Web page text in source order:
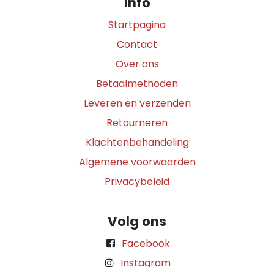
Startpagina
Contact
Over ons
Betaalmethoden
Leveren en verzenden
Retourneren
Klachtenbehandeling
Algemene voorwaarden
Privacybeleid
Volg ons
Facebook
Instagram